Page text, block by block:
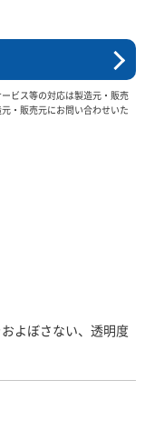
ビス等の対応は製造元・販売
・販売元にお問い合わせいた
よぼさない、透明度